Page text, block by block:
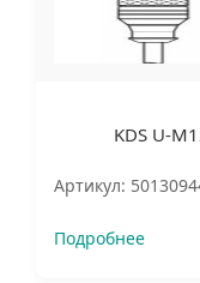
KDS U-
Артикул:
Подробнее